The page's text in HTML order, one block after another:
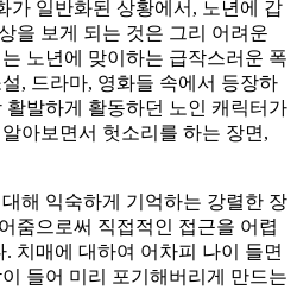
가 일반화된 상황에서, 노년에 갑
을 보게 되는 것은 그리 어려운
노년에 맞이하는 급작스러운 폭
, 드라마, 영화들 속에서 등장하
발하게 활동하던 노인 캐릭터가
아보면서 헛소리를 하는 장면,
해 익숙하게 기억하는 강렬한 장
줌으로써 직접적인 접근을 어렵
치매에 대하여 어차피 나이 들면
들어 미리 포기해버리게 만드는